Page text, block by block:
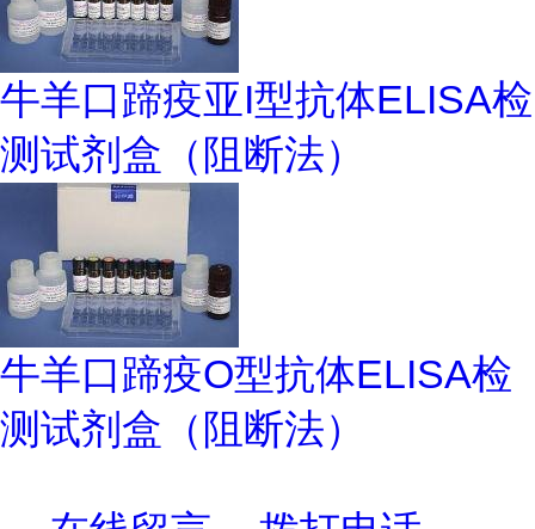
牛羊口蹄疫亚I型抗体ELISA检
测试剂盒（阻断法）
牛羊口蹄疫O型抗体ELISA检
测试剂盒（阻断法）